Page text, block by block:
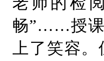
畅”……授课
上了笑容。